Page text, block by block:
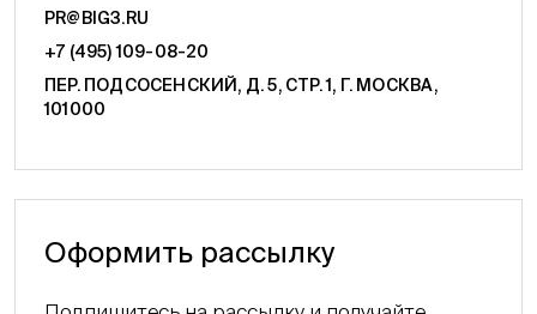
PR@BIG3.RU
+7 (495) 109-08-20
ПЕР. ПОДСОСЕНСКИЙ, Д. 5, СТР. 1, Г. МОСКВА,
101000
Оформить рассылку